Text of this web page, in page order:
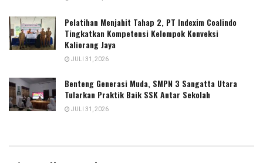
Pelatihan Menjahit Tahap 2, PT Indexim Coalindo
Tingkatkan Kompetensi Kelompok Konveksi
Kaliorang Jaya
JULI 31, 2026
Benteng Generasi Muda, SMPN 3 Sangatta Utara
Tularkan Praktik Baik SSK Antar Sekolah
JULI 31, 2026